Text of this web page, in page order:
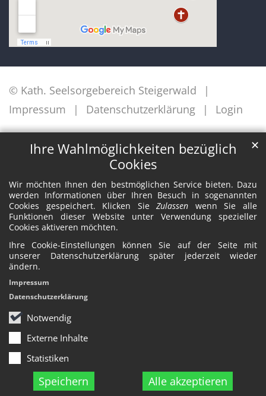
Ihre Wahlmöglichkeiten bezüglich
Cookies
Wir möchten Ihnen den bestmöglichen Service bieten. Dazu
werden Informationen über Ihren Besuch in sogenannten
Cookies gespeichert. Klicken SieZulassen wenn Sie alle
Funktionen dieser Website unter Verwendung spezieller
Cookies aktiveren möchten.
Ihre Cookie-Einstellungen können Sie auf der Seite mit
unserer Datenschutzerklärung später jederzeit wieder
ändern.
Notwendig
Externe Inhalte
Statistiken
Speichern Alle akzeptieren
✕
Impressum
Datenschutzerklärung
© Kath. Seelsorgebereich Steigerwald
Impressum
Datenschutzerklärung Login